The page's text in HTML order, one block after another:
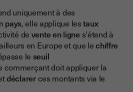
uniquement à des
pays, elle applique lestaux
de vente en lignes'étend à
en Europe et que lechiffre
le seuil
commerçant doit appliquer la
déclarerces montants via le